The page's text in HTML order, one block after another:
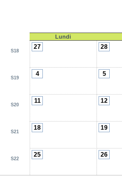
Lundi
S18
27 28
S19
4 5
S20
11 12
S21
18 19
S22
25 26